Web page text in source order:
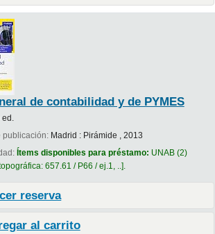
de contabilidad y de PYMES
publicación: Madrid : Pirámide ,
2013
Ítems disponibles para préstamo: UNAB(2)
657.61 / P66 / ej.1, .. .
reserva
al carrito